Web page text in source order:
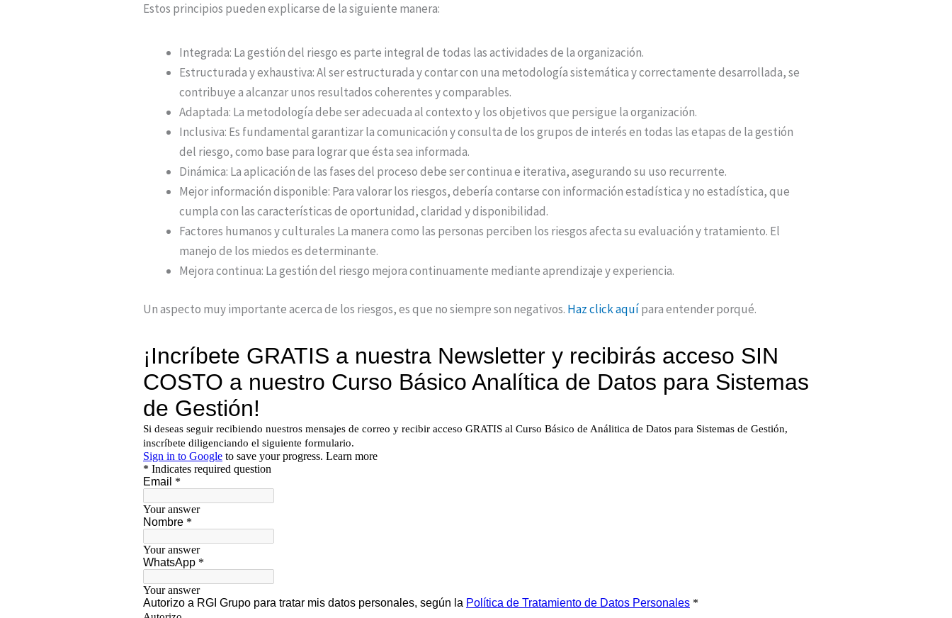
Estos principios pueden explicarse de la siguiente manera:
Integrada: La gestión del riesgo es parte integral de todas las actividades de la organización.
Estructurada y exhaustiva: Al ser estructurada y contar con una metodología sistemática y correctamente desarrollada, se
contribuye a alcanzar unos resultados coherentes y comparables.
Adaptada: La metodología debe ser adecuada al contexto y los objetivos que persigue la organización.
Inclusiva: Es fundamental garantizar la comunicación y consulta de los grupos de interés en todas las etapas de la gestión
del riesgo, como base para lograr que ésta sea informada.
Dinámica: La aplicación de las fases del proceso debe ser continua e iterativa, asegurando su uso recurrente.
Mejor información disponible: Para valorar los riesgos, debería contarse con información estadística y no estadística, que
cumpla con las características de oportunidad, claridad y disponibilidad.
Factores humanos y culturales La manera como las personas perciben los riesgos afecta su evaluación y tratamiento. El
manejo de los miedos es determinante.
Mejora continua: La gestión del riesgo mejora continuamente mediante aprendizaje y experiencia.
Un aspecto muy importante acerca de los riesgos, es que no siempre son negativos. Haz click aquípara entender porqué.